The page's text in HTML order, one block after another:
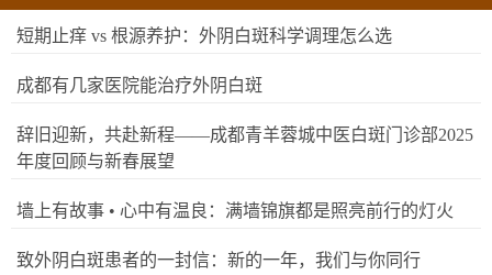
短期止痒 vs 根源养护：外阴白斑科学调理怎么选
成都有几家医院能治疗外阴白斑
辞旧迎新，共赴新程——成都青羊蓉城中医白斑门诊部2025
年度回顾与新春展望
墙上有故事 • 心中有温良：满墙锦旗都是照亮前行的灯火
致外阴白斑患者的一封信：新的一年，我们与你同行